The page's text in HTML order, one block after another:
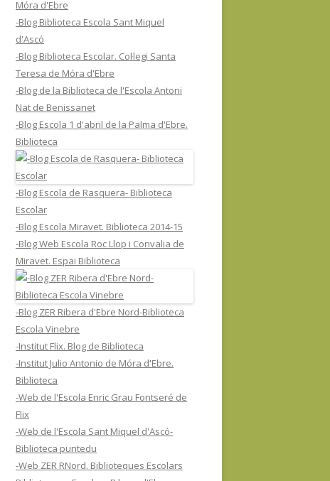
Móra d'Ebre
-Blog Biblioteca Escola Sant Miquel
d'Ascó
-Blog Biblioteca Escolar. Col·legi Santa
Teresa de Móra d'Ebre
-Blog de la Biblioteca de l'Escola Antoni
Nat de Benissanet
-Blog Escola 1 d'abril de la Palma d'Ebre.
Biblioteca
-Blog Escola de Rasquera- Biblioteca
Escolar
-Blog Escola Miravet. Biblioteca 2014-15
-Blog Web Escola Roc Llop i Convalia de
Miravet. Espai Biblioteca
-Blog ZER Ribera d'Ebre Nord-Biblioteca
Escola Vinebre
-Institut Flix. Blog de Biblioteca
-Institut Julio Antonio de Móra d'Ebre.
Biblioteca
-Web de l'Escola Enric Grau Fontseré de
Flix
-Web de l'Escola Sant Miquel d'Ascó-
Biblioteca puntedu
-Web ZER RNord. Biblioteques Escolars